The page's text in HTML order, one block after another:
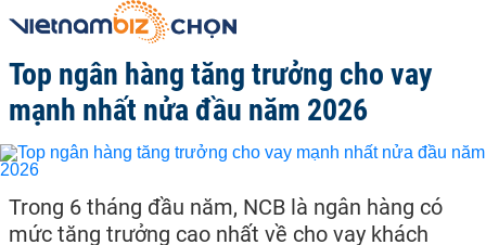
Top ngân hàng tăng trưởng cho vay
mạnh nhất nửa đầu năm 2026
Trong 6 tháng đầu năm, NCB là ngân hàng có
mức tăng trưởng cao nhất về cho vay khách